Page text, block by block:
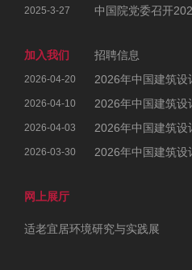
2025-3-27
加入我们 招聘信息
2026-04-20
2026-04-10 2026年中国建筑
2026-04-03
2026-03-30 2026年中国建筑
网上展厅
适老宜居环境研究与实践展